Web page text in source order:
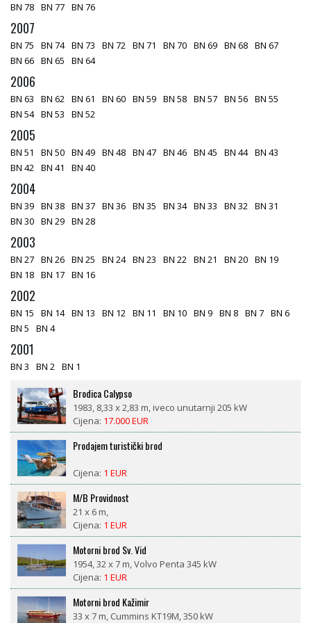
BN 78 BN 77 BN 76
2007
BN 75 BN 74 BN 73 BN 72 BN 71 BN 70 BN 69 BN 68 BN 67
BN 66 BN 65 BN 64
2006
BN 63 BN 62 BN 61 BN 60 BN 59 BN 58 BN 57 BN 56 BN 55
BN 54 BN 53 BN 52
2005
BN 51 BN 50 BN 49 BN 48 BN 47 BN 46 BN 45 BN 44 BN 43
BN 42 BN 41 BN 40
2004
BN 39 BN 38 BN 37 BN 36 BN 35 BN 34 BN 33 BN 32 BN 31
BN 30 BN 29 BN 28
2003
BN 27 BN 26 BN 25 BN 24 BN 23 BN 22 BN 21 BN 20 BN 19
BN 18 BN 17 BN 16
2002
BN 15 BN 14 BN 13 BN 12 BN 11 BN 10 BN 9 BN 8 BN 7 BN 6
BN 5
BN 4
2001
BN 3 BN 2 BN 1
Brodica Calypso
1983, 8,33 x 2,83 m, iveco unutarnji 205 kW
Cijena: 17.000 EUR
Prodajem turistički brod
Cijena: 1 EUR
M/B Providnost
21 x 6 m,
Cijena: 1 EUR
Motorni brod Sv. Vid
1954, 32 x 7 m, Volvo Penta 345 kW
Cijena: 1 EUR
Motorni brod Kažimir
33 x 7 m, Cummins KT19M, 350 kW